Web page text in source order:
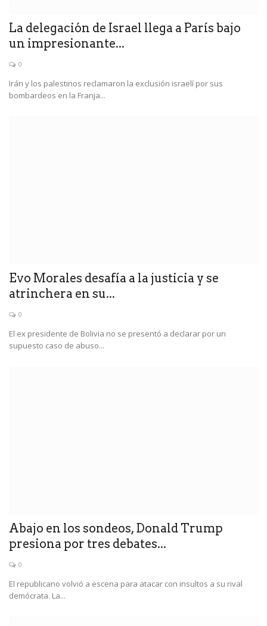
La delegación de Israel llega a París bajo
un impresionante...
0
Irán y los palestinos reclamaron la exclusión israelí por sus
bombardeos en la Franja...
Evo Morales desafía a la justicia y se
atrinchera en su...
0
El ex presidente de Bolivia no se presentó a declarar por un
supuesto caso de abuso...
Abajo en los sondeos, Donald Trump
presiona por tres debates...
0
El republicano volvió a escena para atacar con insultos a su rival
demócrata. La...